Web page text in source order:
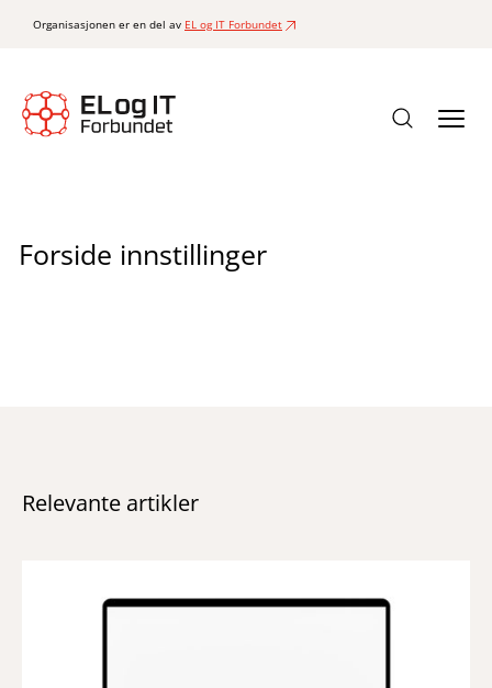
Organisasjonen er en del av EL og IT Forbundet
Forside innstillinger
Relevante artikler